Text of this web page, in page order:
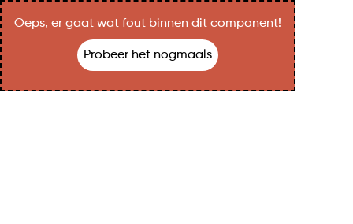
Oeps, er gaat wat fout binnen dit component!
Probeer het nogmaals